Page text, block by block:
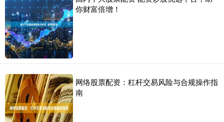
你财富倍增！
网络股票配资：杠杆交易风险与合规操作指
南